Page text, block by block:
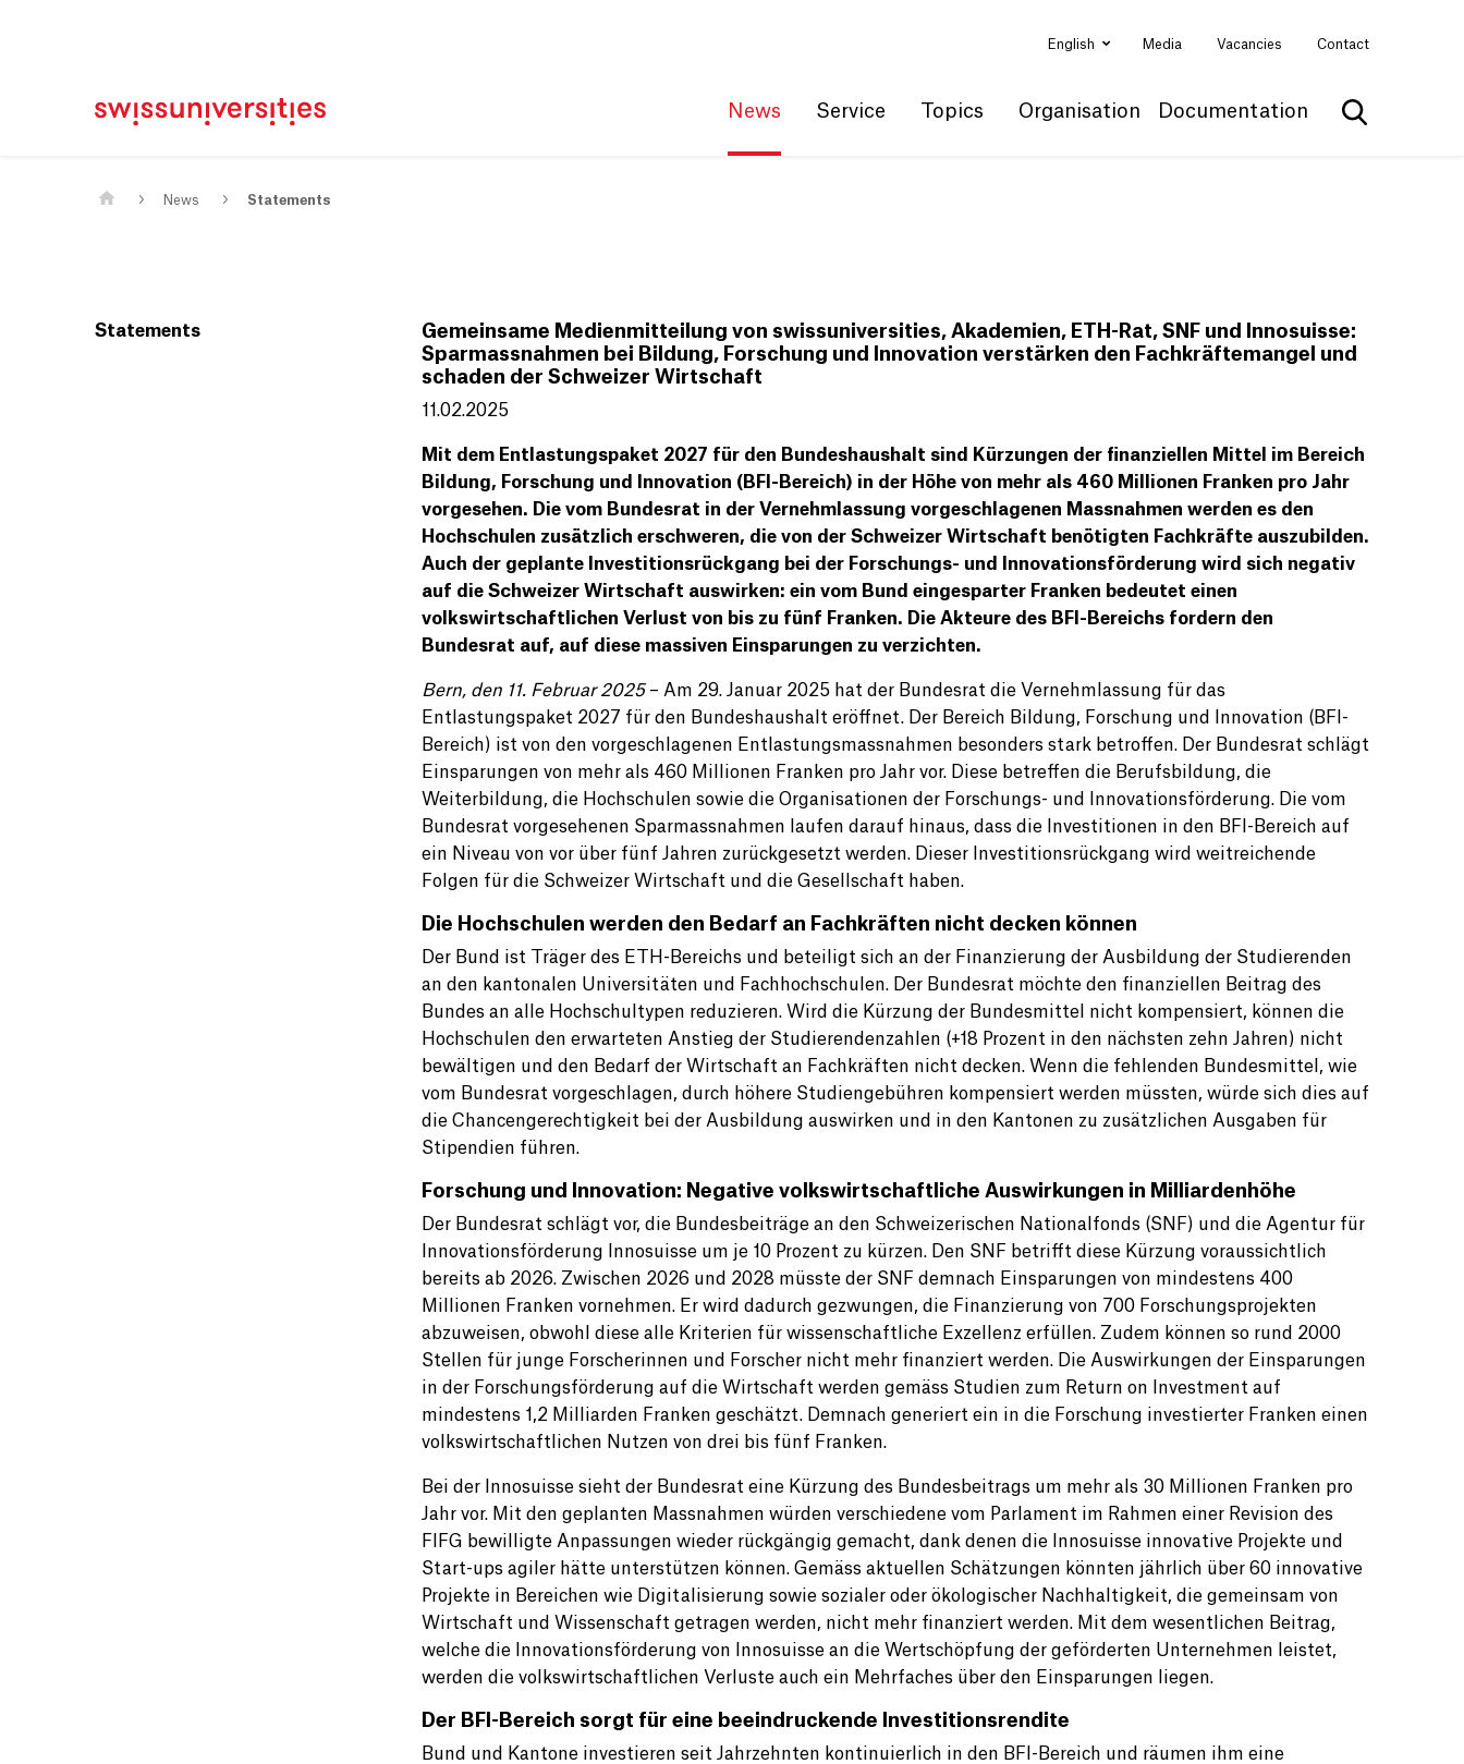
Sitemap
English Media Vacancies Contact
News Service Topics Organisation Documentation
Show search
News Statements
Statements
Gemeinsame Medienmitteilung von swissuniversities, Akademien, ETH-Rat, SNF und Innosuisse:
Sparmassnahmen bei Bildung, Forschung und Innovation verstärken den Fachkräftemangel und
schaden der Schweizer Wirtschaft
11.02.2025
Mit dem Entlastungspaket 2027 für den Bundeshaushalt sind Kürzungen der finanziellen Mittel im Bereich
Bildung, Forschung und Innovation (BFI-Bereich) in der Höhe von mehr als 460 Millionen Franken pro Jahr
vorgesehen. Die vom Bundesrat in der Vernehmlassung vorgeschlagenen Massnahmen werden es den
Hochschulen zusätzlich erschweren, die von der Schweizer Wirtschaft benötigten Fachkräfte auszubilden.
Auch der geplante Investitionsrückgang bei der Forschungs- und Innovationsförderung wird sich negativ
auf die Schweizer Wirtschaft auswirken: ein vom Bund eingesparter Franken bedeutet einen
volkswirtschaftlichen Verlust von bis zu fünf Franken. Die Akteure des BFI-Bereichs fordern den
Bundesrat auf, auf diese massiven Einsparungen zu verzichten.
Bern, den 11. Februar 2025– Am 29. Januar 2025 hat der Bundesrat die Vernehmlassung für das
Entlastungspaket 2027 für den Bundeshaushalt eröffnet. Der Bereich Bildung, Forschung und Innovation (BFI-
Bereich) ist von den vorgeschlagenen Entlastungsmassnahmen besonders stark betroffen. Der Bundesrat schlägt
Einsparungen von mehr als 460 Millionen Franken pro Jahr vor. Diese betreffen die Berufsbildung, die
Weiterbildung, die Hochschulen sowie die Organisationen der Forschungs- und Innovationsförderung. Die vom
Bundesrat vorgesehenen Sparmassnahmen laufen darauf hinaus, dass die Investitionen in den BFI-Bereich auf
ein Niveau von vor über fünf Jahren zurückgesetzt werden. Dieser Investitionsrückgang wird weitreichende
Folgen für die Schweizer Wirtschaft und die Gesellschaft haben.
Die Hochschulen werden den Bedarf an Fachkräften nicht decken können
Der Bund ist Träger des ETH-Bereichs und beteiligt sich an der Finanzierung der Ausbildung der Studierenden
an den kantonalen Universitäten und Fachhochschulen. Der Bundesrat möchte den finanziellen Beitrag des
Bundes an alle Hochschultypen reduzieren. Wird die Kürzung der Bundesmittel nicht kompensiert, können die
Hochschulen den erwarteten Anstieg der Studierendenzahlen (+18 Prozent in den nächsten zehn Jahren) nicht
bewältigen und den Bedarf der Wirtschaft an Fachkräften nicht decken. Wenn die fehlenden Bundesmittel, wie
vom Bundesrat vorgeschlagen, durch höhere Studiengebühren kompensiert werden müssten, würde sich dies auf
die Chancengerechtigkeit bei der Ausbildung auswirken und in den Kantonen zu zusätzlichen Ausgaben für
Stipendien führen.
Forschung und Innovation: Negative volkswirtschaftliche Auswirkungen in Milliardenhöhe
Der Bundesrat schlägt vor, die Bundesbeiträge an den Schweizerischen Nationalfonds (SNF) und die Agentur für
Innovationsförderung Innosuisse um je 10 Prozent zu kürzen. Den SNF betrifft diese Kürzung voraussichtlich
bereits ab 2026. Zwischen 2026 und 2028 müsste der SNF demnach Einsparungen von mindestens 400
Millionen Franken vornehmen. Er wird dadurch gezwungen, die Finanzierung von 700 Forschungsprojekten
abzuweisen, obwohl diese alle Kriterien für wissenschaftliche Exzellenz erfüllen. Zudem können so rund 2000
Stellen für junge Forscherinnen und Forscher nicht mehr finanziert werden. Die Auswirkungen der Einsparungen
in der Forschungsförderung auf die Wirtschaft werden gemäss Studien zum Return on Investment auf
mindestens 1,2 Milliarden Franken geschätzt. Demnach generiert ein in die Forschung investierter Franken einen
volkswirtschaftlichen Nutzen von drei bis fünf Franken.
Bei der Innosuisse sieht der Bundesrat eine Kürzung des Bundesbeitrags um mehr als 30 Millionen Franken pro
Jahr vor. Mit den geplanten Massnahmen würden verschiedene vom Parlament im Rahmen einer Revision des
FIFG bewilligte Anpassungen wieder rückgängig gemacht, dank denen die Innosuisse innovative Projekte und
Start-ups agiler hätte unterstützen können. Gemäss aktuellen Schätzungen könnten jährlich über 60 innovative
Projekte in Bereichen wie Digitalisierung sowie sozialer oder ökologischer Nachhaltigkeit, die gemeinsam von
Wirtschaft und Wissenschaft getragen werden, nicht mehr finanziert werden. Mit dem wesentlichen Beitrag,
welche die Innovationsförderung von Innosuisse an die Wertschöpfung der geförderten Unternehmen leistet,
werden die volkswirtschaftlichen Verluste auch ein Mehrfaches über den Einsparungen liegen.
Der BFI-Bereich sorgt für eine beeindruckende Investitionsrendite
Bund und Kantone investieren seit Jahrzehnten kontinuierlich in den BFI-Bereich und räumen ihm eine